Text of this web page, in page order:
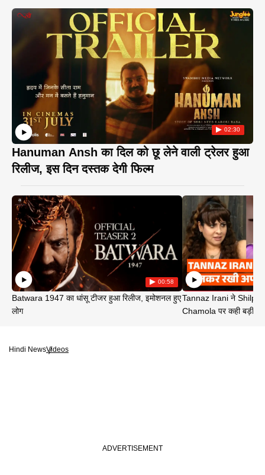
02:30
Hanuman Ansh का दिल को छू लेने वाली ट्रेलर हुआ
रिलीज, इस दिन दस्तक देगी फिल्म
00:58
Batwara 1947 का धांसू टीजर हुआ रिलीज, इमोशनल हुए
लोग
Tannaz Irani ने
Chamola पर कही बड़ी
Hindi NewsVideos